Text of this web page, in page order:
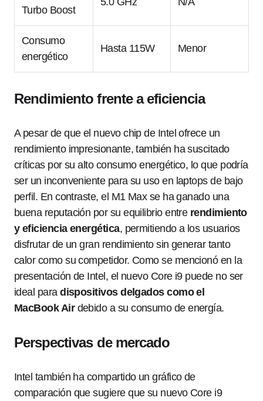
Turbo Boost
Consumo
energético
Hasta 115W Menor
Rendimiento frente a eficiencia
A pesar de que el nuevo chip de Intel ofrece un
rendimiento impresionante, también ha suscitado
críticas por su alto consumo energético, lo que podría
ser un inconveniente para su uso en laptops de bajo
perfil. En contraste, el M1 Max se ha ganado una
buena reputación por su equilibrio entre rendimiento
y eficiencia energética, permitiendo a los usuarios
disfrutar de un gran rendimiento sin generar tanto
calor como su competidor. Como se mencionó en la
presentación de Intel, el nuevo Core i9 puede no ser
ideal paradispositivos delgados como el
MacBook Airdebido a su consumo de energía.
Perspectivas de mercado
Intel también ha compartido un gráfico de
comparación que sugiere que su nuevo Core i9